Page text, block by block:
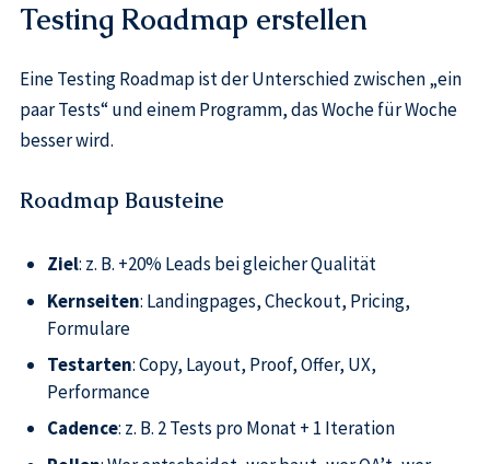
Testing Roadmap erstellen
Eine Testing Roadmap ist der Unterschied zwischen „ein
paar Tests“ und einem Programm, das Woche für Woche
besser wird.
Roadmap Bausteine
Ziel: z. B. +20% Leads bei gleicher Qualität
Kernseiten: Landingpages, Checkout, Pricing,
Formulare
Testarten: Copy, Layout, Proof, Offer, UX,
Performance
Cadence: z. B. 2 Tests pro Monat + 1 Iteration